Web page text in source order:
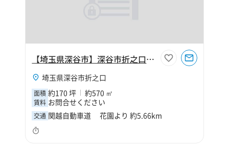
【埼玉県深谷市】深谷市折之口170坪工場
埼玉県深谷市折之口
面積 約170 坪 約570 ㎡
賃料 お問合せください
交通 関越自動車道 花園より 約5.66km